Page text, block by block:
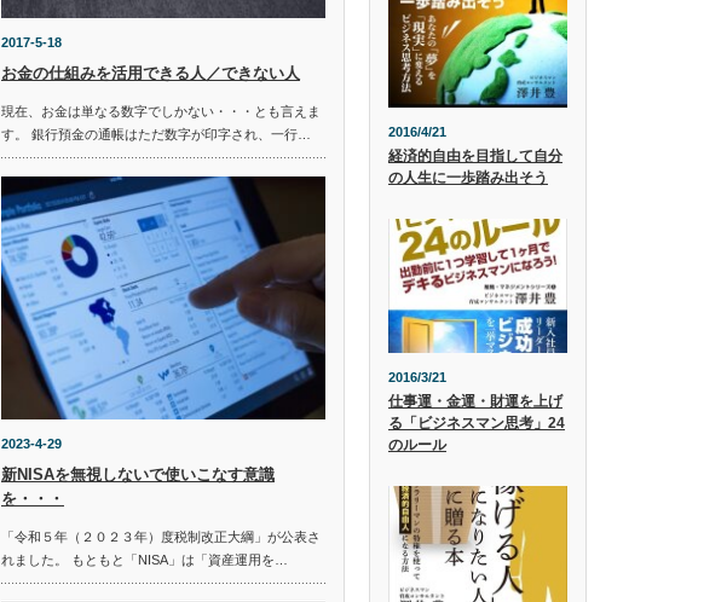
2017-5-18
お金の仕組みを活用できる人／できない人
現在、お金は単なる数字でしかない・・・とも言えま
す。 銀行預金の通帳はただ数字が印字され、一行…
2023-4-29
新NISAを無視しないで使いこなす意識
を・・・
「令和５年（２０２３年）度税制改正大綱」が公表さ
れました。 もともと「NISA」は「資産運用を…
2016/4/21
経済的自由を目指して自分
の人生に一歩踏み出そう
2016/3/21
仕事運・金運・財運を上げ
る「ビジネスマン思考」24
のルール